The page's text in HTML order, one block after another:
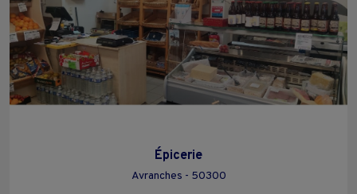
Épicerie
Avranches - 50300